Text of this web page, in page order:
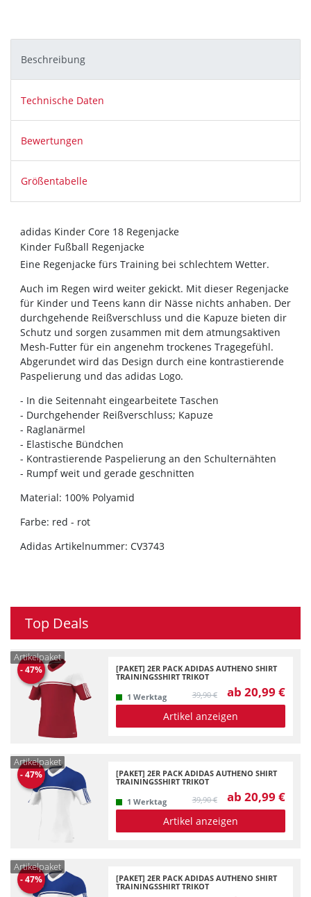
Beschreibung
Technische Daten
Bewertungen
Größentabelle
adidas Kinder Core 18 Regenjacke
Kinder Fußball Regenjacke
Eine Regenjacke fürs Training bei schlechtem Wetter.
Auch im Regen wird weiter gekickt. Mit dieser Regenjacke
für Kinder und Teens kann dir Nässe nichts anhaben. Der
durchgehende Reißverschluss und die Kapuze bieten dir
Schutz und sorgen zusammen mit dem atmungsaktiven
Mesh-Futter für ein angenehm trockenes Tragegefühl.
Abgerundet wird das Design durch eine kontrastierende
Paspelierung und das adidas Logo.
- In die Seitennaht eingearbeitete Taschen
- Durchgehender Reißverschluss; Kapuze
- Raglanärmel
- Elastische Bündchen
- Kontrastierende Paspelierung an den Schulternähten
- Rumpf weit und gerade geschnitten
Material: 100% Polyamid
Farbe: red - rot
Adidas Artikelnummer: CV3743
Top Deals
-47%
Artikelpaket
[PAKET] 2ER PACK ADIDAS AUTHENO SHIRT
TRAININGSSHIRT TRIKOT
1 Werktag 39,90 € ab 20,99 €
Artikel anzeigen
-47%
Artikelpaket
[PAKET] 2ER PACK ADIDAS AUTHENO SHIRT
TRAININGSSHIRT TRIKOT
1 Werktag 39,90 € ab 20,99 €
Artikel anzeigen
-47%
Artikelpaket
[PAKET] 2ER PACK ADIDAS AUTHENO SHIRT
TRAININGSSHIRT TRIKOT